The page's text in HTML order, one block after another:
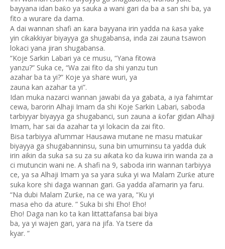
bayyana idan baƙo ya sauka a wani gari da ba a san shi ba, ya
fito a wurare da dama.
A dai wannan shafi an ƙara bayyana irin yadda na ƙasa yake
yin cikakkiyar biyayya ga shugabansa, inda zai zauna tsawon
lokaci yana jiran shugabansa.
“Koje Sarkin Labari ya ce musu, “Yana fitowa
yanzu?” Suka ce, “Wa zai fito da shi yanzu tun
azahar ba ta yi?” Koje ya share wuri, ya
zauna kan azahar ta yi”.
Idan muka nazarci wannan jawabi da ya gabata, a iya fahimtar
cewa, barorin Alhaji Imam da shi Koje Sarkin Labari, saboda
tarbiyyar biyayya ga shugabanci, sun zauna a ƙofar gidan Alhaji
Imam, har sai da azahar ta yi lokacin da zai fito.
Bisa tarbiyya al’ummar Hausawa mutane ne masu matuƙar
biyayya ga shugabanninsu, suna bin umurninsu ta yadda duk
irin aikin da suka sa su za su aikata ko da kuwa irin wanda za a
ci mutuncin wani ne. A shafi na 9, saboda irin wannan tarbiyya
ce, ya sa Alhaji Imam ya sa yara suka yi wa Malam Zurƙe ature
suka kore shi daga wannan gari. Ga yadda al’amarin ya faru.
“Na dubi Malam Zurƙe, na ce wa yara, “Ku yi
masa eho da ature. ” Suka bi shi Eho! Eho!
Eho! Daga nan ko ta kan littattafansa bai biya
ba, ya yi wajen gari, yara na jifa. Ya tsere da
kyar. ”